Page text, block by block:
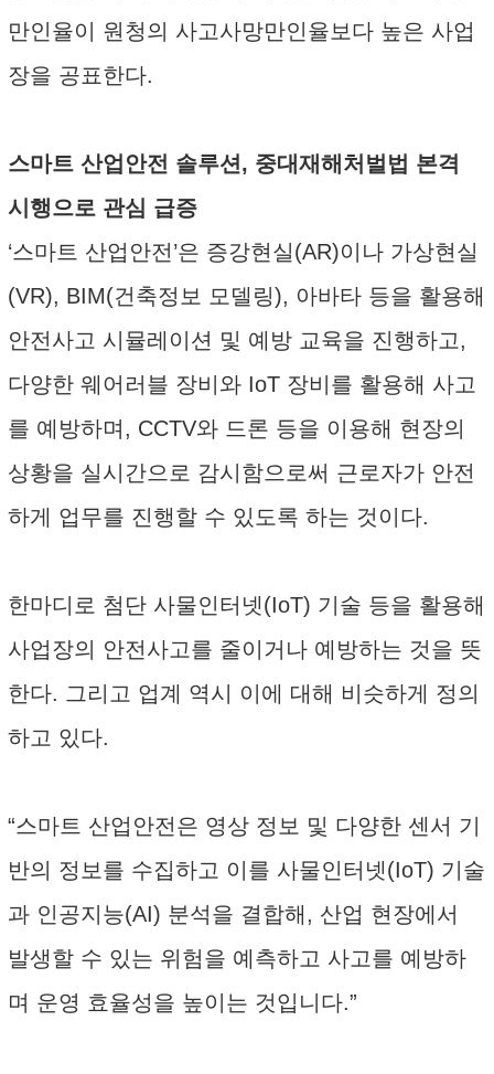
만인율이 원청의 사고사망만인율보다 높은 사업
장을 공표한다.
스마트 산업안전 솔루션, 중대재해처벌법 본격
시행으로 관심 급증
‘스마트 산업안전’은 증강현실(AR)이나 가상현실
(VR), BIM(건축정보 모델링), 아바타 등을 활용해
안전사고 시뮬레이션 및 예방 교육을 진행하고,
다양한 웨어러블 장비와 IoT 장비를 활용해 사고
를 예방하며, CCTV와 드론 등을 이용해 현장의
상황을 실시간으로 감시함으로써 근로자가 안전
하게 업무를 진행할 수 있도록 하는 것이다.
한마디로 첨단 사물인터넷(IoT) 기술 등을 활용해
사업장의 안전사고를 줄이거나 예방하는 것을 뜻
한다. 그리고 업계 역시 이에 대해 비슷하게 정의
하고 있다.
“스마트 산업안전은 영상 정보 및 다양한 센서 기
반의 정보를 수집하고 이를 사물인터넷(IoT) 기술
과 인공지능(AI) 분석을 결합해, 산업 현장에서
발생할 수 있는 위험을 예측하고 사고를 예방하
며 운영 효율성을 높이는 것입니다.”